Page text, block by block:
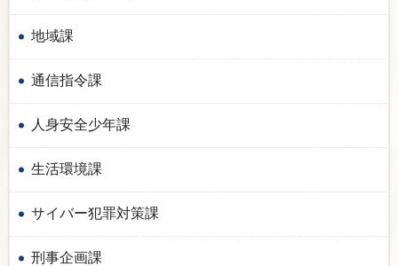
地域課
通信指令課
人身安全少年課
生活環境課
サイバー犯罪対策課
刑事企画課